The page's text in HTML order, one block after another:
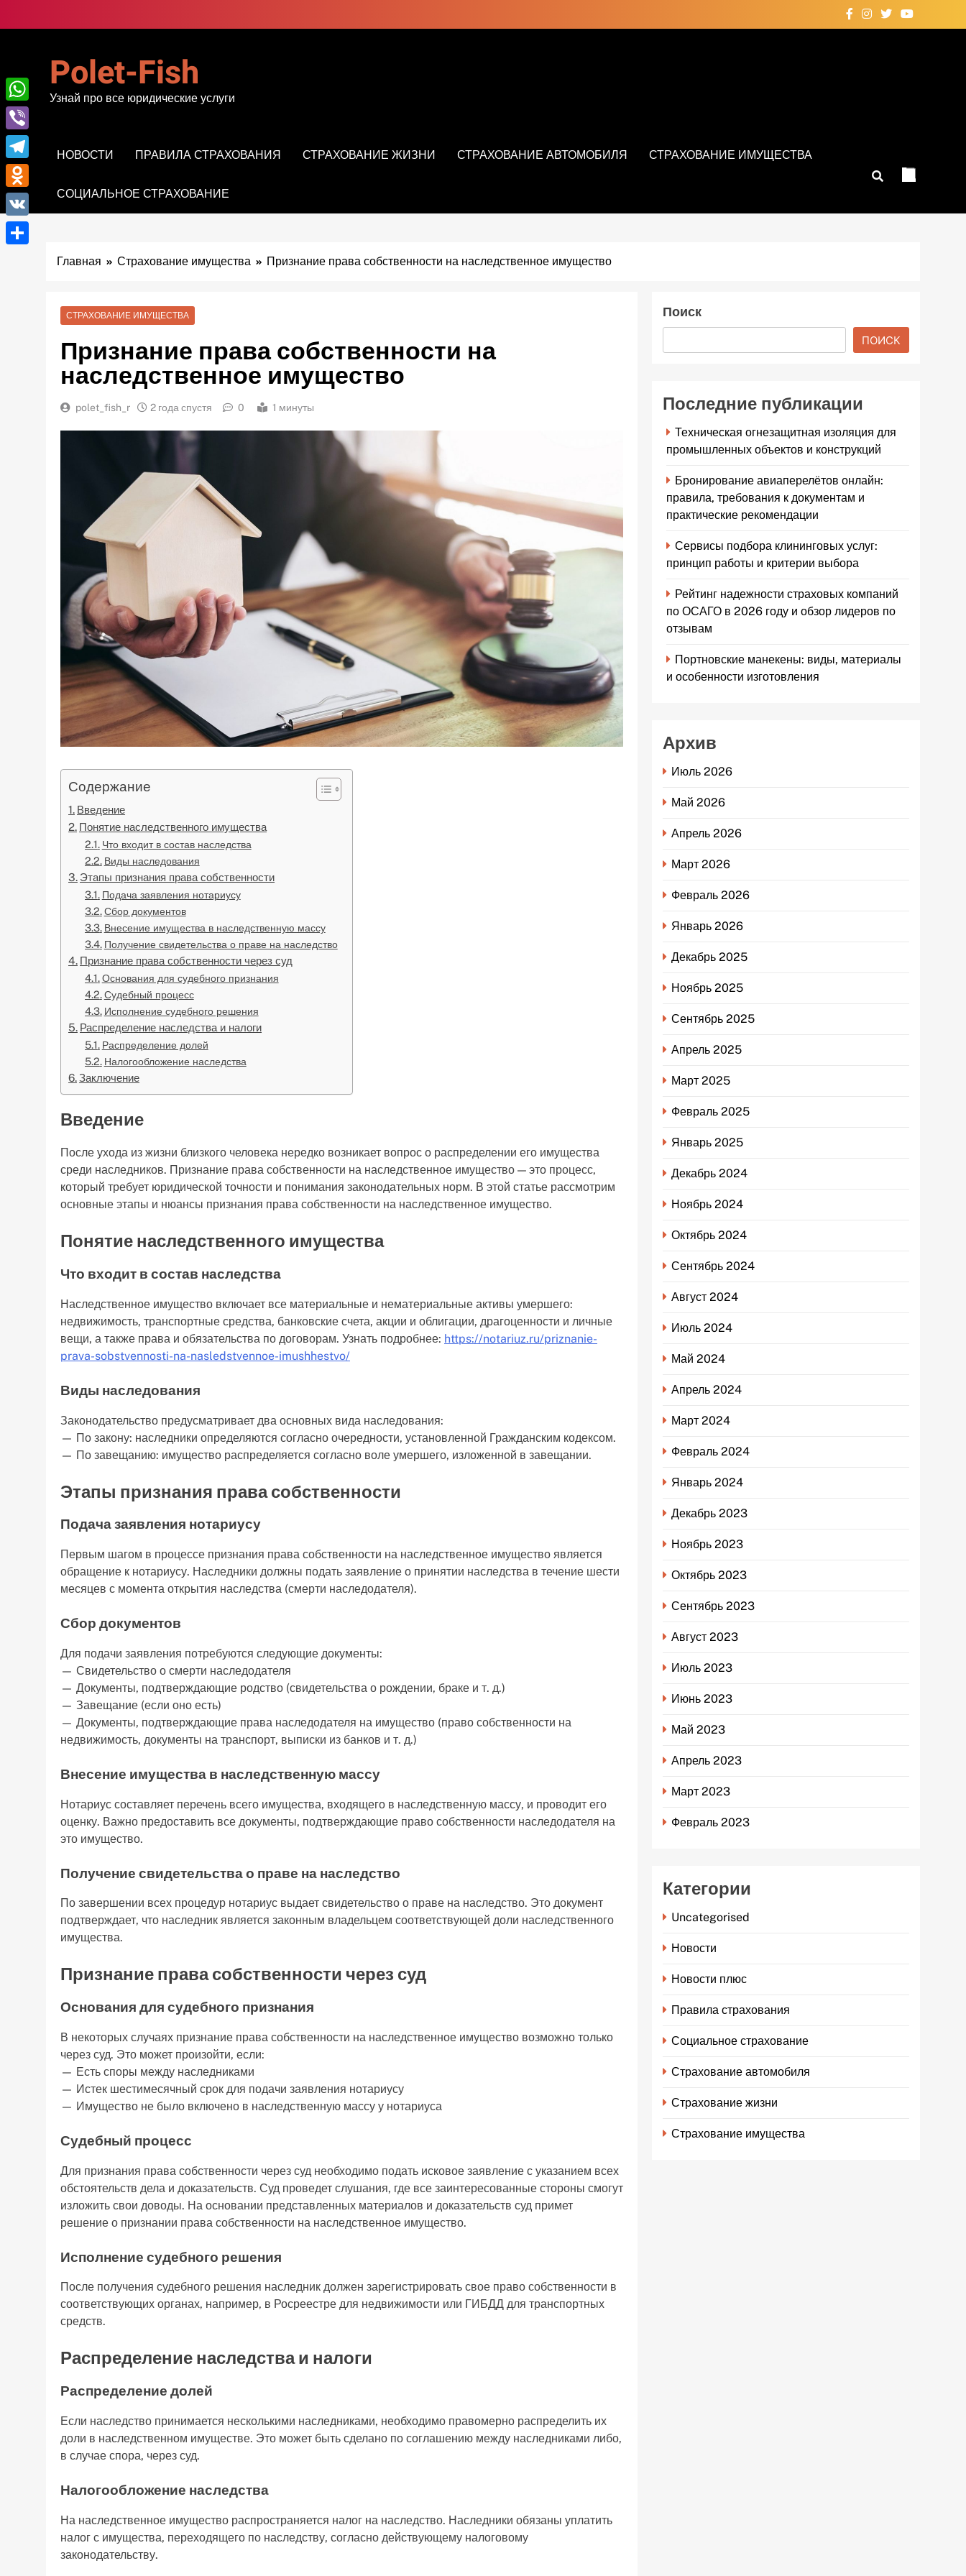
к
Polet-Fish
Узнай про все юридические услуги
НОВОСТИ ПРАВИЛА СТРАХОВАНИЯ СТРАХОВАНИЕ ЖИЗНИ СТРАХОВАНИЕ АВТОМОБИЛЯ СТРАХОВАНИЕ ИМУЩЕСТВА
СОЦИАЛЬНОЕ СТРАХОВАНИЕ
Главная Страхование имущества Признание права собственности на наследственное имущество
СТРАХОВАНИЕ ИМУЩЕСТВА
Признание права собственности на
наследственное имущество
polet_fish_r 2 года спустя 0 1 минуты
Содержание
Введение
Понятие наследственного имущества
Что входит в состав наследства
Виды наследования
Этапы признания права собственности
Подача заявления нотариусу
Сбор документов
Внесение имущества в наследственную массу
Получение свидетельства о праве на наследство
Признание права собственности через суд
Основания для судебного признания
Судебный процесс
Исполнение судебного решения
Распределение наследства и налоги
Распределение долей
Налогообложение наследства
Заключение
Введение
После ухода из жизни близкого человека нередко возникает вопрос о распределении его имущества
среди наследников. Признание права собственности на наследственное имущество — это процесс,
который требует юридической точности и понимания законодательных норм. В этой статье рассмотрим
основные этапы и нюансы признания права собственности на наследственное имущество.
Понятие наследственного имущества
Что входит в состав наследства
Наследственное имущество включает все материальные и нематериальные активы умершего:
недвижимость, транспортные средства, банковские счета, акции и облигации, драгоценности и личные
вещи, а также права и обязательства по договорам. Узнать подробнее: https://notariuz.ru/priznanie-
prava-sobstvennosti-na-nasledstvennoe-imushhestvo/
Виды наследования
Законодательство предусматривает два основных вида наследования:
— По закону: наследники определяются согласно очередности, установленной Гражданским кодексом.
— По завещанию: имущество распределяется согласно воле умершего, изложенной в завещании.
Этапы признания права собственности
Подача заявления нотариусу
Первым шагом в процессе признания права собственности на наследственное имущество является
обращение к нотариусу. Наследники должны подать заявление о принятии наследства в течение шести
месяцев с момента открытия наследства (смерти наследодателя).
Сбор документов
Для подачи заявления потребуются следующие документы:
— Свидетельство о смерти наследодателя
— Документы, подтверждающие родство (свидетельства о рождении, браке и т. д.)
— Завещание (если оно есть)
— Документы, подтверждающие права наследодателя на имущество (право собственности на
недвижимость, документы на транспорт, выписки из банков и т. д.)
Внесение имущества в наследственную массу
Нотариус составляет перечень всего имущества, входящего в наследственную массу, и проводит его
оценку. Важно предоставить все документы, подтверждающие право собственности наследодателя на
это имущество.
Получение свидетельства о праве на наследство
По завершении всех процедур нотариус выдает свидетельство о праве на наследство. Это документ
подтверждает, что наследник является законным владельцем соответствующей доли наследственного
имущества.
Признание права собственности через суд
Основания для судебного признания
В некоторых случаях признание права собственности на наследственное имущество возможно только
через суд. Это может произойти, если:
— Есть споры между наследниками
— Истек шестимесячный срок для подачи заявления нотариусу
— Имущество не было включено в наследственную массу у нотариуса
Судебный процесс
Для признания права собственности через суд необходимо подать исковое заявление с указанием всех
обстоятельств дела и доказательств. Суд проведет слушания, где все заинтересованные стороны смогут
изложить свои доводы. На основании представленных материалов и доказательств суд примет
решение о признании права собственности на наследственное имущество.
Исполнение судебного решения
После получения судебного решения наследник должен зарегистрировать свое право собственности в
соответствующих органах, например, в Росреестре для недвижимости или ГИБДД для транспортных
средств.
Распределение наследства и налоги
Распределение долей
Если наследство принимается несколькими наследниками, необходимо правомерно распределить их
доли в наследственном имуществе. Это может быть сделано по соглашению между наследниками либо,
в случае спора, через суд.
Налогообложение наследства
На наследственное имущество распространяется налог на наследство. Наследники обязаны уплатить
налог с имущества, переходящего по наследству, согласно действующему налоговому
законодательству.
Поиск
ПОИСК
Последние публикации
Техническая огнезащитная изоляция для
промышленных объектов и конструкций
Бронирование авиаперелётов онлайн:
правила, требования к документам и
практические рекомендации
Сервисы подбора клининговых услуг:
принцип работы и критерии выбора
Рейтинг надежности страховых компаний
по ОСАГО в 2026 году и обзор лидеров по
отзывам
Портновские манекены: виды, материалы
и особенности изготовления
Архив
Июль 2026
Май 2026
Апрель 2026
Март 2026
Февраль 2026
Январь 2026
Декабрь 2025
Ноябрь 2025
Сентябрь 2025
Апрель 2025
Март 2025
Февраль 2025
Январь 2025
Декабрь 2024
Ноябрь 2024
Октябрь 2024
Сентябрь 2024
Август 2024
Июль 2024
Май 2024
Апрель 2024
Март 2024
Февраль 2024
Январь 2024
Декабрь 2023
Ноябрь 2023
Октябрь 2023
Сентябрь 2023
Август 2023
Июль 2023
Июнь 2023
Май 2023
Апрель 2023
Март 2023
Февраль 2023
Категории
Uncategorised
Новости
Новости плюс
Правила страхования
Социальное страхование
Страхование автомобиля
Страхование жизни
Страхование имущества
WhatsApp
Viber
Telegram
Odnoklassniki
VK
Отправить